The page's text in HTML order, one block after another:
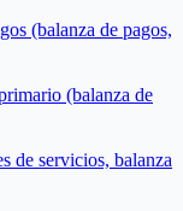
(balanza de pagos,
(balanza de
de servicios, balanza